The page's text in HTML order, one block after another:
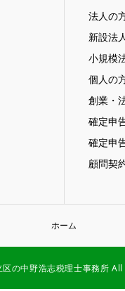
法人の
新設法
小規模
個人の
創業・
確定申
確定申
顧問契
ホーム
の中野浩志税理士事務所